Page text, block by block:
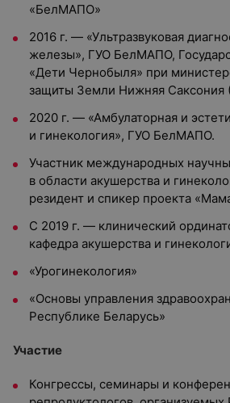
«БелМАПО»
2016 г. — «Ультразвуковая
железы», ГУО БелМАПО,
«Дети Чернобыля» при
защиты Земли Нижняя Саксония
2020 г. — «Амбулаторная и
и гинекология», ГУО БелМАПО.
Участник международных
в области акушерства и
резидент и спикер проекта
С 2019 г. — клинический
кафедра акушерства и
«Урогинекология»
«Основы управления
Республике Беларусь»
Участие
Конгрессы, семинары и